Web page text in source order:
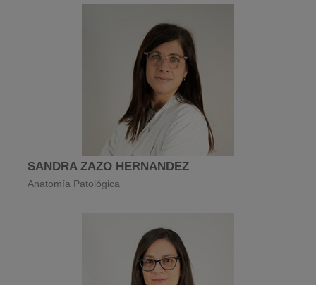
SANDRA ZAZO HERNANDEZ
Anatomía Patológica